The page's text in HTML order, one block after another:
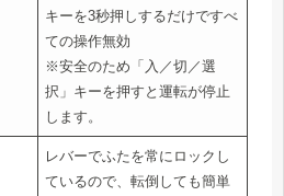
キーを3秒押しするだけですべ
ての操作無効
※安全のため「入／切／選
択」キーを押すと運転が停止
します。
レバーでふたを常にロックし
ているので、転倒しても簡単